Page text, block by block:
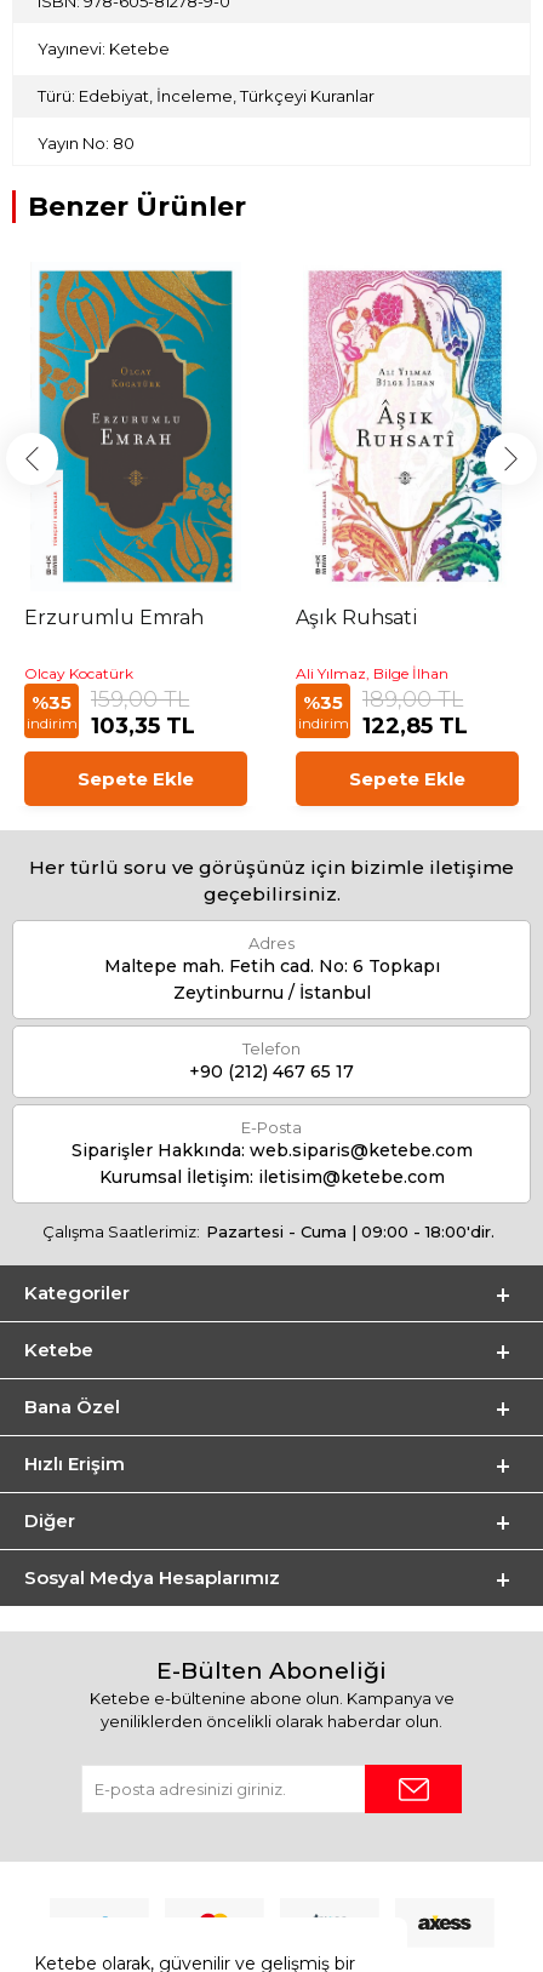
Ketebe olarak, güvenilir ve gelişmiş bir
Yayınevi: Ketebe
Türü: Edebiyat, İnceleme, Türkçeyi Kuranlar
Yayın No: 80
Benzer Ürünler
Erzurumlu Emrah
Olcay Kocatürk
%35
indirim
159,00 TL
103,35 TL
Sepete Ekle
Aşık Ruhsati
Ali Yılmaz, Bilge İlhan
%35
indirim
189,00 TL
122,85 TL
Sepete Ekle
Her türlü soru ve görüşünüz için bizimle iletişime
geçebilirsiniz.
Adres
Maltepe mah. Fetih cad. No: 6 Topkapı
Zeytinburnu / İstanbul
Telefon
+90 (212) 467 65 17
E-Posta
Siparişler Hakkında: web.siparis@ketebe.com
Kurumsal İletişim: iletisim@ketebe.com
Çalışma Saatlerimiz: Pazartesi - Cuma | 09:00 - 18:00'dir.
Kategoriler
Ketebe
Bana Özel
Hızlı Erişim
Diğer
Sosyal Medya Hesaplarımız
E-Bülten Aboneliği
Ketebe e-bültenine abone olun. Kampanya ve
yeniliklerden öncelikli olarak haberdar olun.